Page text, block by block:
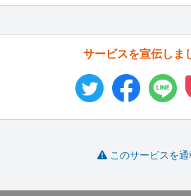
サービスを宣伝しま
このサービスを